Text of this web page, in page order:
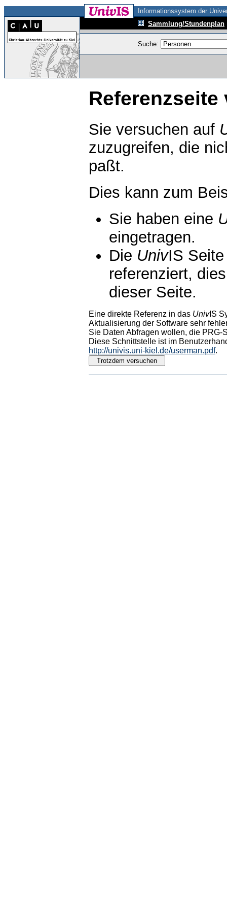
Informationssystem der
Sammlung/Stundenplan
Suche:
Referenzseite
Sie versuchen auf
zuzugreifen, die
paßt.
Dies kann zum
Sie haben eine
eingetragen.
Die UnivIS
referenziert,
dieser Seite.
Eine direkte Referenz in das UnivIS
Aktualisierung der Software sehr
Sie Daten Abfragen wollen, die PRG-
Diese Schnittstelle ist im
http://univis.uni-kiel.de/userman.pdf.